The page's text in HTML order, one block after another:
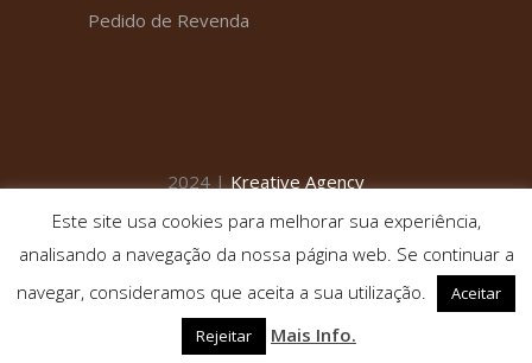
Pedido de Revenda
2024 | Kreative Agency
Este site usa cookies para melhorar sua experiência,
analisando a navegação da nossa página web. Se continuar a
navegar, consideramos que aceita a sua utilização.
Aceitar
Rejeitar
Mais Info.